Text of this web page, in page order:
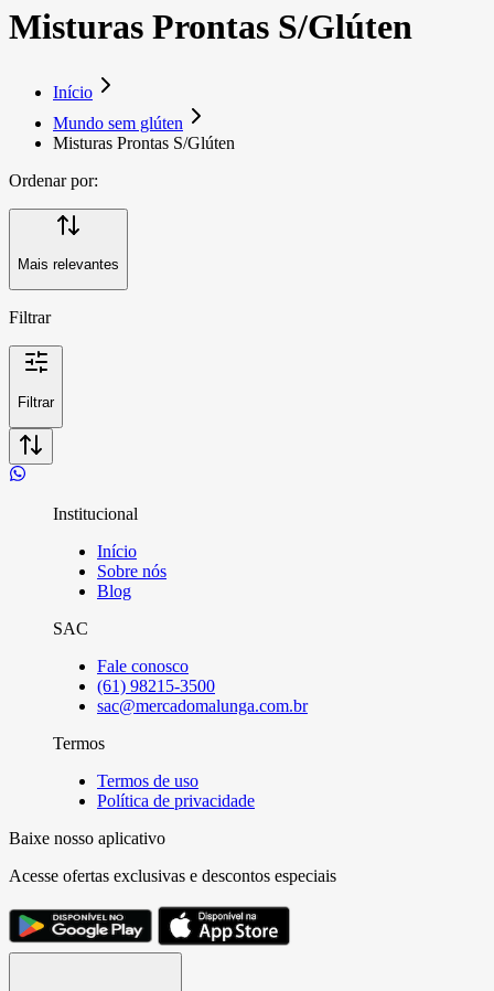
Misturas Prontas S/Glúten
Início
Mundo sem glúten
Misturas Prontas S/Glúten
Ordenar por:
Mais relevantes
Filtrar
Filtrar
Institucional
Início
Sobre nós
Blog
SAC
Fale conosco
(61) 98215-3500
sac@mercadomalunga.com.br
Termos
Termos de uso
Política de privacidade
Baixe nosso aplicativo
Acesse ofertas exclusivas e descontos especiais